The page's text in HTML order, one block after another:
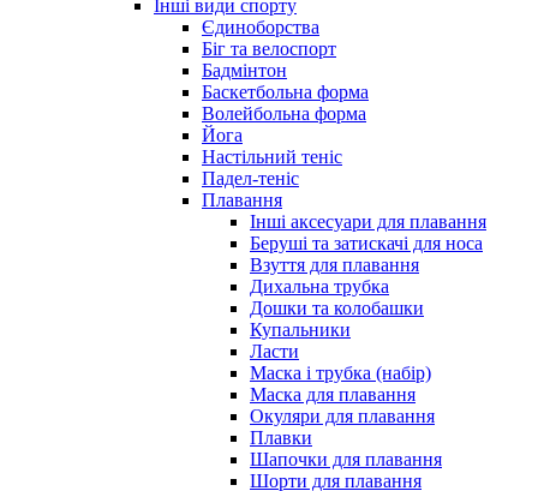
Інші види спорту
Єдиноборства
Біг та велоспорт
Бадмінтон
Баскетбольна форма
Волейбольна форма
Йога
Настільний теніс
Падел-теніс
Плавання
Інші аксесуари для плавання
Беруші та затискачі для носа
Взуття для плавання
Дихальна трубка
Дошки та колобашки
Купальники
Ласти
Маска і трубка (набір)
Маска для плавання
Окуляри для плавання
Плавки
Шапочки для плавання
Шорти для плавання